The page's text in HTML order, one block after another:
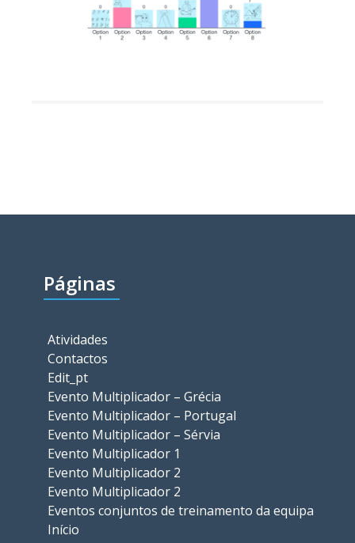
Páginas
Atividades
Contactos
Edit_pt
Evento Multiplicador – Grécia
Evento Multiplicador – Portugal
Evento Multiplicador – Sérvia
Evento Multiplicador 1
Evento Multiplicador 2
Evento Multiplicador 2
Eventos conjuntos de treinamento da equipa
Início